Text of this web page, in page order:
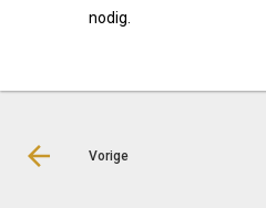
nodig.
Vorige